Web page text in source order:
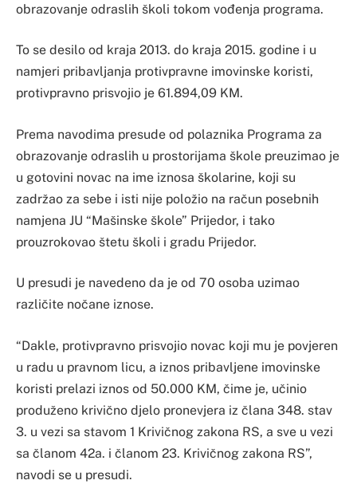
obrazovanje odraslih školi tokom vođenja programa.
To se desilo od kraja 2013. do kraja 2015. godine i u
namjeri pribavljanja protivpravne imovinske koristi,
protivpravno prisvojio je 61.894,09 KM.
Prema navodima presude od polaznika Programa za
obrazovanje odraslih u prostorijama škole preuzimao je
u gotovini novac na ime iznosa školarine, koji su
zadržao za sebe i isti nije položio na račun posebnih
namjena JU “Mašinske škole” Prijedor, i tako
prouzrokovao štetu školi i gradu Prijedor.
U presudi je navedeno da je od 70 osoba uzimao
različite nočane iznose.
“Dakle, protivpravno prisvojio novac koji mu je povjeren
u radu u pravnom licu, a iznos pribavljene imovinske
koristi prelazi iznos od 50.000 KM, čime je, učinio
produženo krivično djelo pronevjera iz člana 348. stav
3. u vezi sa stavom 1 Krivičnog zakona RS, a sve u vezi
sa članom 42a. i članom 23. Krivičnog zakona RS”,
navodi se u presudi.